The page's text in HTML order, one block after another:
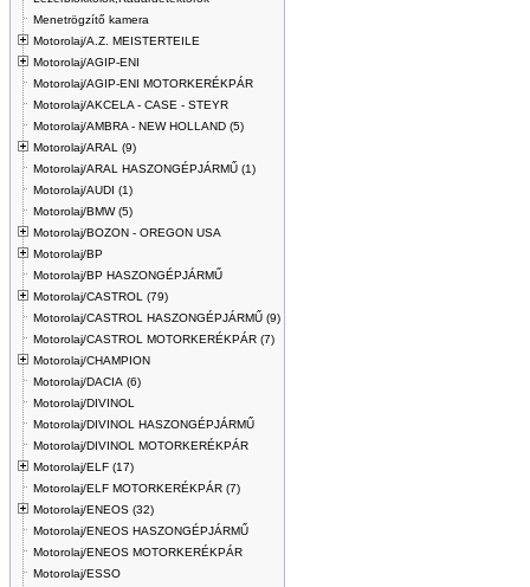
Menetrögzítő kamera
Motorolaj/A.Z. MEISTERTEILE
Motorolaj/AGIP-ENI
Motorolaj/AGIP-ENI MOTORKERÉKPÁR
Motorolaj/AKCELA - CASE - STEYR
Motorolaj/AMBRA - NEW HOLLAND (5)
Motorolaj/ARAL (9)
Motorolaj/ARAL HASZONGÉPJÁRMŰ (1)
Motorolaj/AUDI (1)
Motorolaj/BMW (5)
Motorolaj/BOZON - OREGON USA
Motorolaj/BP
Motorolaj/BP HASZONGÉPJÁRMŰ
Motorolaj/CASTROL (79)
Motorolaj/CASTROL HASZONGÉPJÁRMŰ (9)
Motorolaj/CASTROL MOTORKERÉKPÁR (7)
Motorolaj/CHAMPION
Motorolaj/DACIA (6)
Motorolaj/DIVINOL
Motorolaj/DIVINOL HASZONGÉPJÁRMŰ
Motorolaj/DIVINOL MOTORKERÉKPÁR
Motorolaj/ELF (17)
Motorolaj/ELF MOTORKERÉKPÁR (7)
Motorolaj/ENEOS (32)
Motorolaj/ENEOS HASZONGÉPJÁRMŰ
Motorolaj/ENEOS MOTORKERÉKPÁR
Motorolaj/ESSO